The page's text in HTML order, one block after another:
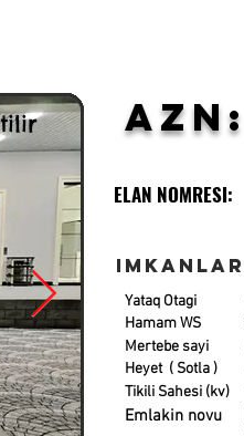
AZN:
ELAN NOMRESI:
Yataq Otagi
Mertebe sayi
Hamam WS
Imkanlar
Heyet ( Sotla )
Tikili Sahesi (kv)
Emlakin novu